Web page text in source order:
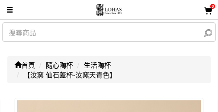
0
首頁 隨心陶杯
生活陶杯
【汝窯 仙石蓋杯-汝窯天青色】